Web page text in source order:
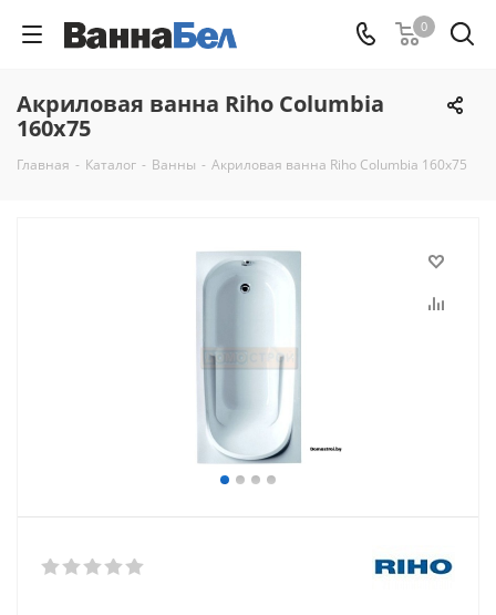
0
Акриловая ванна Riho Columbia
160x75
Главная - Каталог - Ванны - Акриловая ванна Riho Columbia 160x75